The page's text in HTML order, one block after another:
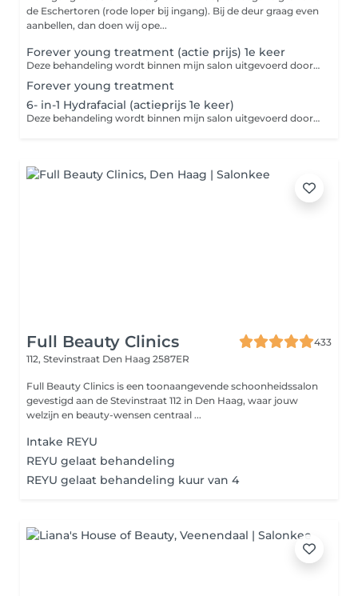
de Eschertoren (rode loper bij ingang). Bij de deur graag even
aanbellen, dan doen wij ope...
Forever young treatment (actie prijs) 1e keer
Deze behandeling wordt binnen mijn salon uitgevoerd door mij (Madelon) of mijn collega (Angelina), afhankelijk van beschikbaarheid. Combinatiebehandeling van Koreaanse zuurstofbehandeling incl peeling en microneedling Actie aanbieding van 248 naar 149,- +€40 voor hals +€50 voor hals + décolleté
Forever young treatment
6- in-1 Hydrafacial (actieprijs 1e keer)
Deze behandeling wordt binnen mijn salon uitgevoerd door mij (Madelon) of mijn collega (Angelina), afhankelijk van beschikbaarheid. Bij deze behandeling wordt gebruik gemaakt van de ASTERO® Aqua 11-in-1 systeem. In deze behandeling en is een compleet huidverzorgingssysteem dat elf krachtige technologieën combineert voor dieptereiniging, hydratatie en huidverbetering. Met functies zoals Aqua Peeling, Astero Oxygen, Nano Mesotherapie, RF, Ultrasound en AI Huidanalyse Nu tijdelijk met korting van 175,- voor 129,- Kosten voor extra delen: +€40 voor hals +€50 voor hals + décolleté
Full Beauty Clinics
433
112, Stevinstraat Den Haag 2587ER
Full Beauty Clinics is een toonaangevende schoonheidssalon
gevestigd aan de Stevinstraat 112 in Den Haag, waar jouw
welzijn en beauty-wensen centraal ...
Intake REYU
REYU gelaat behandeling
REYU gelaat behandeling kuur van 4